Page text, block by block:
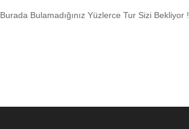
Burada Bulamadığınız Yüzlerce Tur Sizi Bekliyor !